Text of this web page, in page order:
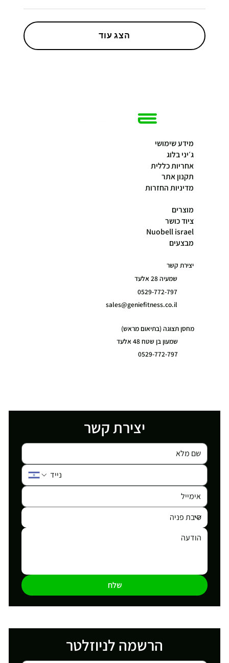
הצג עוד
מידע שימושי
ג׳יני בלוג
אחריות כללית
תקנון אתר
מדיניות החזרות
מוצרים
ציוד כושר
Nuobell israel
מבצעים
יצירת קשר
שמעיה 28 אלעד
0529-772-797
sales@geniefitness.co.il
מחסן תצוגה (בתיאום מראש)
שמעון בן שטח 48 אלעד
0529-772-797
יצירת קשר
שלח
הרשמה לניוזלטר